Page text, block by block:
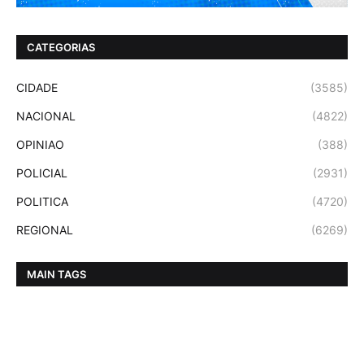
CATEGORIAS
CIDADE (3585)
NACIONAL (4822)
OPINIAO (388)
POLICIAL (2931)
POLITICA (4720)
REGIONAL (6269)
MAIN TAGS